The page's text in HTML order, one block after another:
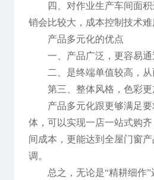
四、对作业生产车间面
销会比较大，成本控制技术难
产品多元化的优点
一、产品广泛，更容易通
二、是终端单值较高，从
第三、整体风格，色彩更
产品多元化跟更够满足
体，可以实现一店一站式购
间成本，更能达到全屋门窗
调。
总之，无论是“精耕细作